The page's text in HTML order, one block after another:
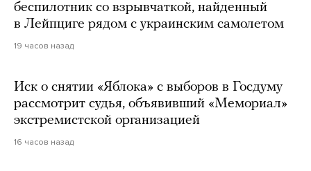
беспилотник со взрывчаткой, найденный
в Лейпциге рядом с украинским самолетом
19 часов назад
Иск о снятии «Яблока» с выборов в Госдуму
рассмотрит судья, объявивший «Мемориал»
экстремистской организацией
16 часов назад